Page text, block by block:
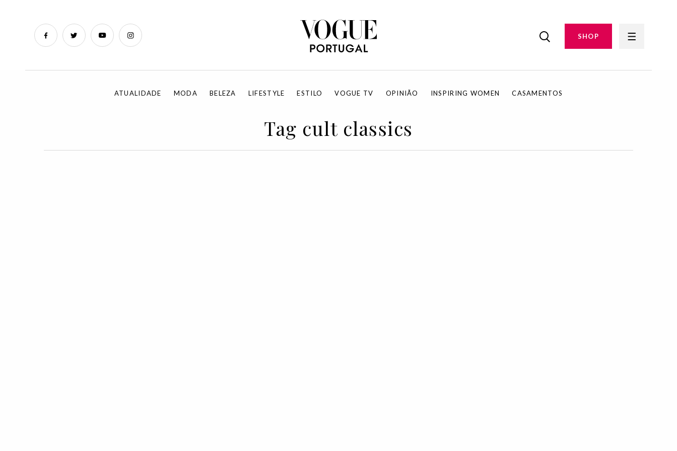
SHOP
ATUALIDADE MODA BELEZA LIFESTYLE ESTILO VOGUE TV OPINIÃO INSPIRING WOMEN CASAMENTOS
Tag cult classics